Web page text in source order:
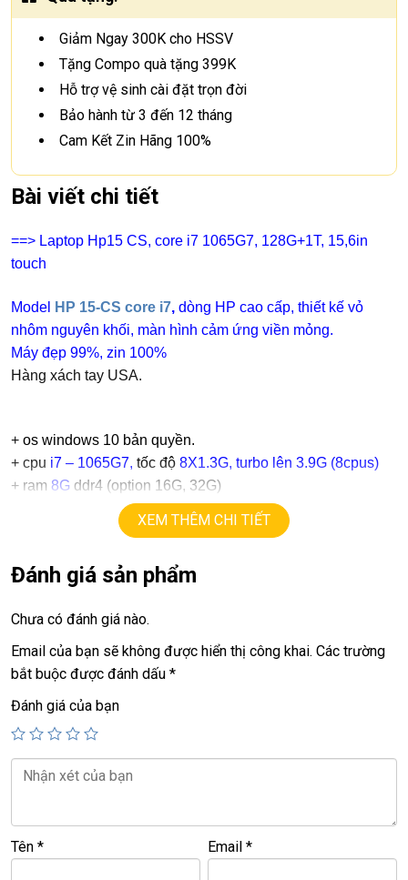
Giảm Ngay 300K cho HSSV
Tặng Compo quà tặng 399K
Hỗ trợ vệ sinh cài đặt trọn đời
Bảo hành từ 3 đến 12 tháng
Cam Kết Zin Hãng 100%
Bài viết chi tiết
==> Laptop Hp15 CS, core i7 1065G7, 128G+1T, 15,6in
touch
Model HP 15-CS core i7, dòng HP cao cấp, thiết kế vỏ
nhôm nguyên khối, màn hình cảm ứng viền mỏng.
Máy đẹp 99%, zin 100%
Hàng xách tay USA.
+ os windows 10 bản quyền.
+ cpu i7 – 1065G7, tốc độ 8X1.3G, turbo lên 3.9G (8cpus)
+ ram 8G ddr4 (option 16G, 32G)
15,6in IPS Full HD 1080, touch.
+USB type C, usb 3.0, webcam.
+ phím chiclet, có đèn bàn phím, full phím số
Giá:17.9 triệu HP 15-CS,core i7 10th, ram 8G, ssd 128+1T,
Giá: 18.9 triệu
15,6in FHD touch
XEM THÊM CHI TIẾT
Đánh giá sản phẩm
Chưa có đánh giá nào.
Email của bạn sẽ không được hiển thị công khai. Các trường
bắt buộc được đánh dấu *
Đánh giá của bạn
Tên * Email*